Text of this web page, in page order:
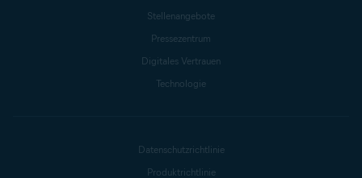
Stellenangebote
Pressezentrum
Digitales Vertrauen
Technologie
Datenschutzrichtlinie
Produktrichtlinie